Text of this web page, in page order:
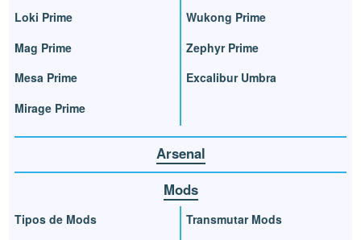
Loki Prime
Mag Prime
Mesa Prime
Mirage Prime
Wukong Prime
Zephyr Prime
Excalibur Umbra
Arsenal
Mods
Tipos de Mods
Transmutar Mods